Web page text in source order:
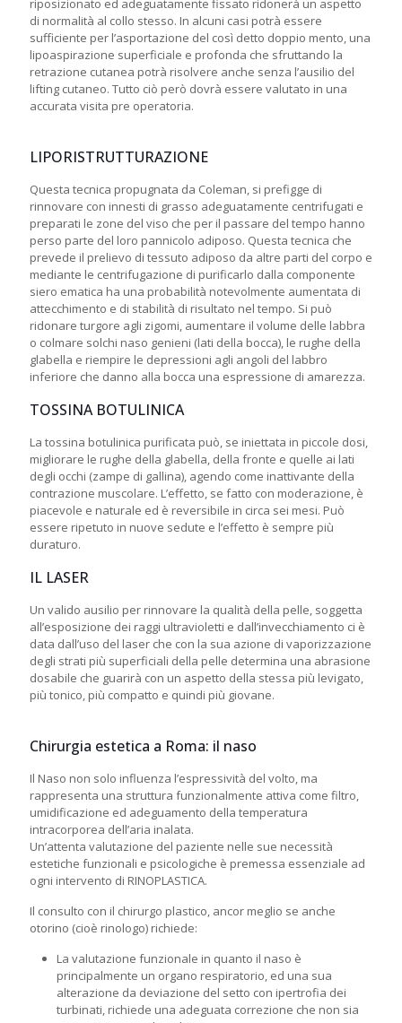
riposizionato ed adeguatamente fissato ridonerà un aspetto
di normalità al collo stesso. In alcuni casi potrà essere
sufficiente per l’asportazione del così detto doppio mento, una
lipoaspirazione superficiale e profonda che sfruttando la
retrazione cutanea potrà risolvere anche senza l’ausilio del
lifting cutaneo. Tutto ciò però dovrà essere valutato in una
accurata visita pre operatoria.
LIPORISTRUTTURAZIONE
Questa tecnica propugnata da Coleman, si prefigge di
rinnovare con innesti di grasso adeguatamente centrifugati e
preparati le zone del viso che per il passare del tempo hanno
perso parte del loro pannicolo adiposo. Questa tecnica che
prevede il prelievo di tessuto adiposo da altre parti del corpo e
mediante le centrifugazione di purificarlo dalla componente
siero ematica ha una probabilità notevolmente aumentata di
attecchimento e di stabilità di risultato nel tempo. Si può
ridonare turgore agli zigomi, aumentare il volume delle labbra
o colmare solchi naso genieni (lati della bocca), le rughe della
glabella e riempire le depressioni agli angoli del labbro
inferiore che danno alla bocca una espressione di amarezza.
TOSSINA BOTULINICA
La tossina botulinica purificata può, se iniettata in piccole dosi,
migliorare le rughe della glabella, della fronte e quelle ai lati
degli occhi (zampe di gallina), agendo come inattivante della
contrazione muscolare. L’effetto, se fatto con moderazione, è
piacevole e naturale ed è reversibile in circa sei mesi. Può
essere ripetuto in nuove sedute e l’effetto è sempre più
duraturo.
IL LASER
Un valido ausilio per rinnovare la qualità della pelle, soggetta
all’esposizione dei raggi ultravioletti e dall’invecchiamento ci è
data dall’uso del laser che con la sua azione di vaporizzazione
degli strati più superficiali della pelle determina una abrasione
dosabile che guarirà con un aspetto della stessa più levigato,
più tonico, più compatto e quindi più giovane.
Chirurgia estetica a Roma: il naso
Il Naso non solo influenza l’espressività del volto, ma
rappresenta una struttura funzionalmente attiva come filtro,
umidificazione ed adeguamento della temperatura
intracorporea dell’aria inalata.
Un’attenta valutazione del paziente nelle sue necessità
estetiche funzionali e psicologiche è premessa essenziale ad
ogni intervento di RINOPLASTICA.
Il consulto con il chirurgo plastico, ancor meglio se anche
otorino (cioè rinologo) richiede:
La valutazione funzionale in quanto il naso è
principalmente un organo respiratorio, ed una sua
alterazione da deviazione del setto con ipertrofia dei
turbinati, richiede una adeguata correzione che non sia